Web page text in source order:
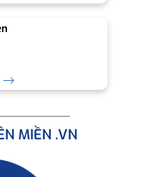
⟶
MIỀN .VN